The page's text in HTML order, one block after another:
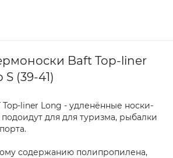
Baft Top-liner
(39-41)
liner Long - удленённые носки-
для для туризма, рыбалки
содержанию полипропилена,